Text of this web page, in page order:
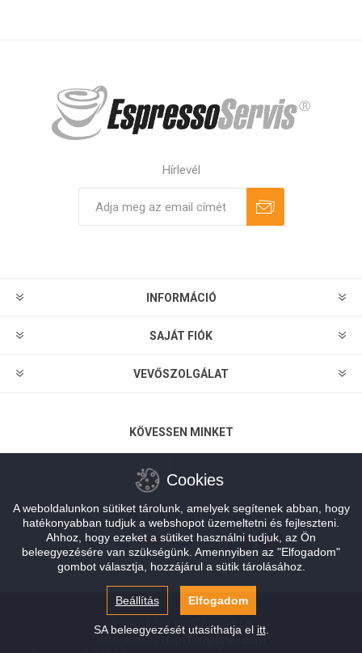
Hírlevél
INFORMÁCIÓ
SAJÁT FIÓK
VEVŐSZOLGÁLAT
KÖVESSEN MINKET
FIZETÉSI LEHETŐSÉGEK
Powered by
nopCommerce
Designed by
Nop-Templates.com
Cookies
A weboldalunkon sütiket tárolunk, amelyek segítenek abban, hogy
hatékonyabban tudjuk a webshopot üzemeltetni és fejleszteni.
Ahhoz, hogy ezeket a sütiket használni tudjuk, az Ön
beleegyezésére van szükségünk. Amennyiben az "Elfogadom"
gombot választja, hozzájárul a sütik tárolásához.
Beállítás Elfogadom
SA beleegyezését utasíthatja el itt.